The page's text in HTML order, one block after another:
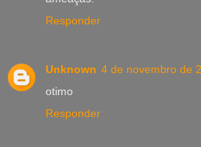
Responder
Unknown 4 de novembro de
otimo
Responder